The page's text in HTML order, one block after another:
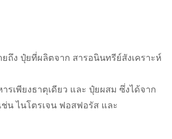
ยถึง ปุ๋ยที่ผลิตจาก สารอนินทรีย์สังเคราะห์
รเพียงธาตุเดียว และ ปุ๋ยผสม ซึ่งได้จาก
น ไนโตรเจน ฟอสฟอรัส และ